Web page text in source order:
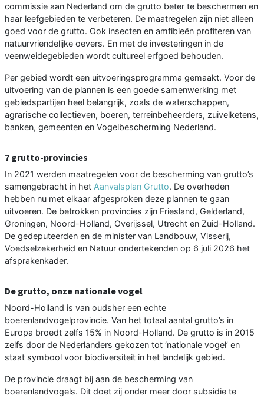
commissie aan Nederland om de grutto beter te beschermen en
haar leefgebieden te verbeteren. De maatregelen zijn niet alleen
goed voor de grutto. Ook insecten en amfibieën profiteren van
natuurvriendelijke oevers. En met de investeringen in de
veenweidegebieden wordt cultureel erfgoed behouden.
Per gebied wordt een uitvoeringsprogramma gemaakt. Voor de
uitvoering van de plannen is een goede samenwerking met
gebiedspartijen heel belangrijk, zoals de waterschappen,
agrarische collectieven, boeren, terreinbeheerders, zuivelketens,
banken, gemeenten en Vogelbescherming Nederland.
7 grutto-provincies
In 2021 werden maatregelen voor de bescherming van grutto’s
samengebracht in het Aanvalsplan Grutto. De overheden
hebben nu met elkaar afgesproken deze plannen te gaan
uitvoeren. De betrokken provincies zijn Friesland, Gelderland,
Groningen, Noord-Holland, Overijssel, Utrecht en Zuid-Holland.
De gedeputeerden en de minister van Landbouw, Visserij,
Voedselzekerheid en Natuur ondertekenden op 6 juli 2026 het
afsprakenkader.
De grutto, onze nationale vogel
Noord-Holland is van oudsher een echte
boerenlandvogelprovincie. Van het totaal aantal grutto’s in
Europa broedt zelfs 15% in Noord-Holland. De grutto is in 2015
zelfs door de Nederlanders gekozen tot ‘nationale vogel’ en
staat symbool voor biodiversiteit in het landelijk gebied.
De provincie draagt bij aan de bescherming van
boerenlandvogels. Dit doet zij onder meer door subsidie te